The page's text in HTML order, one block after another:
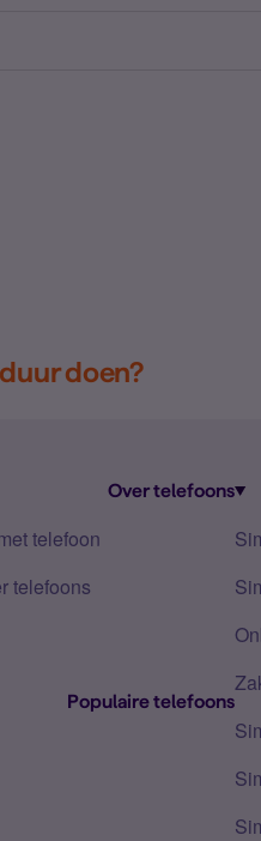
doen?
Over telefoons
telefoon
telefoons
Populaire telefoons